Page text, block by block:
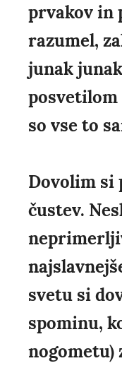
prvakov in
razumel,
junak
so vse to
Dovolim si
čustev.
svetu si
spominu,
nogometu)